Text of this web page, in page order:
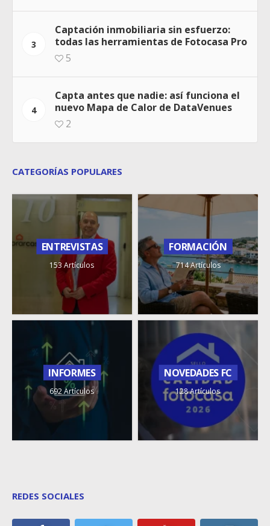
3
Captación inmobiliaria sin esfuerzo:
todas las herramientas de Fotocasa Pro
5
4
Capta antes que nadie: así funciona el
nuevo Mapa de Calor de DataVenues
2
CATEGORÍAS POPULARES
ENTREVISTAS
153 Artículos
FORMACIÓN
714 Artículos
INFORMES
692 Artículos
NOVEDADES FC
128 Artículos
REDES SOCIALES